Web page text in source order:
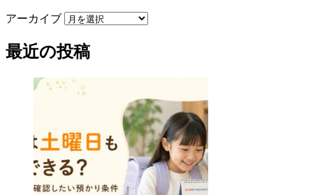
アーカイブ
最近の投稿